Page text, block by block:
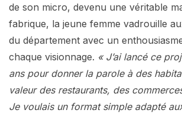
de son micro, devenu une véritable
fabrique, la jeune femme vadrouille
du département avec un
chaque visionnage. « J’ai lancé ce
ans pour donner la parole à des
valeur des restaurants, des
Je voulais un format simple adapté